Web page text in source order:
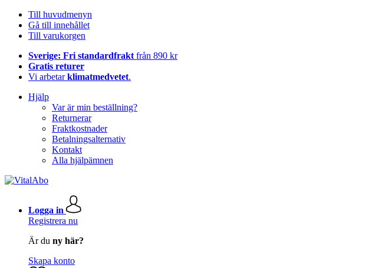
Till huvudmenyn
Gå till innehållet
Till varukorgen
Sverige: Fri standardfrakt från 890 kr
Gratis returer
Vi arbetarklimatmedvetet.
Hjälp
Var är min beställning?
Returnerar
Fraktkostnader
Betalningsalternativ
Kontakt
Alla hjälpämnen
Logga in
Registrera nu
Är du ny här?
Skapa konto